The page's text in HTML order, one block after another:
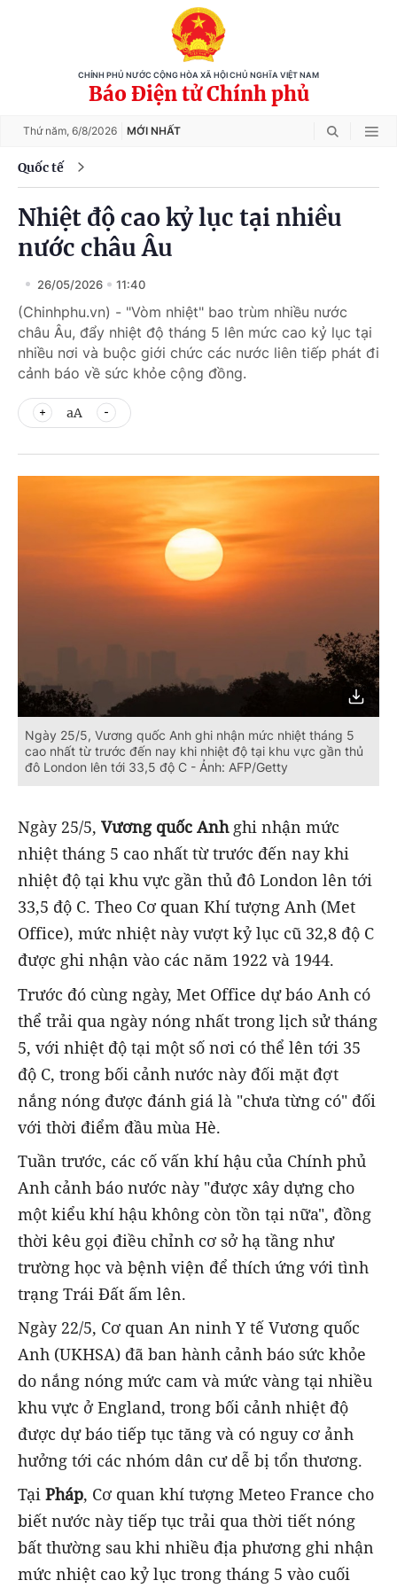
CHÍNH PHỦ NƯỚC CỘNG HÒA XÃ HỘI CHỦ NGHĨA VIỆT NAM
Báo Điện tử Chính phủ
Thứ năm, 6/8/2026 MỚI NHẤT
Quốc tế
Nhiệt độ cao kỷ lục tại nhiều
nước châu Âu
26/05/2026 11:40
(Chinhphu.vn) - "Vòm nhiệt" bao trùm nhiều nước
châu Âu, đẩy nhiệt độ tháng 5 lên mức cao kỷ lục tại
nhiều nơi và buộc giới chức các nước liên tiếp phát đi
cảnh báo về sức khỏe cộng đồng.
aA
Ngày 25/5, Vương quốc Anh ghi nhận mức nhiệt tháng 5
cao nhất từ trước đến nay khi nhiệt độ tại khu vực gần thủ
đô London lên tới 33,5 độ C - Ảnh: AFP/Getty
Ngày 25/5, Vương quốc Anhghi nhận mức
nhiệt tháng 5 cao nhất từ trước đến nay khi
nhiệt độ tại khu vực gần thủ đô London lên tới
33,5 độ C. Theo Cơ quan Khí tượng Anh (Met
Office), mức nhiệt này vượt kỷ lục cũ 32,8 độ C
được ghi nhận vào các năm 1922 và 1944.
Trước đó cùng ngày, Met Office dự báo Anh có
thể trải qua ngày nóng nhất trong lịch sử tháng
5, với nhiệt độ tại một số nơi có thể lên tới 35
độ C, trong bối cảnh nước này đối mặt đợt
nắng nóng được đánh giá là "chưa từng có" đối
với thời điểm đầu mùa Hè.
Tuần trước, các cố vấn khí hậu của Chính phủ
Anh cảnh báo nước này "được xây dựng cho
một kiểu khí hậu không còn tồn tại nữa", đồng
thời kêu gọi điều chỉnh cơ sở hạ tầng như
trường học và bệnh viện để thích ứng với tình
trạng Trái Đất ấm lên.
Ngày 22/5, Cơ quan An ninh Y tế Vương quốc
Anh (UKHSA) đã ban hành cảnh báo sức khỏe
do nắng nóng mức cam và mức vàng tại nhiều
khu vực ở England, trong bối cảnh nhiệt độ
được dự báo tiếp tục tăng và có nguy cơ ảnh
hưởng tới các nhóm dân cư dễ bị tổn thương.
Tại Pháp, Cơ quan khí tượng Meteo France cho
biết nước này tiếp tục trải qua thời tiết nóng
bất thường sau khi nhiều địa phương ghi nhận
mức nhiệt cao kỷ lục trong tháng 5 vào cuối